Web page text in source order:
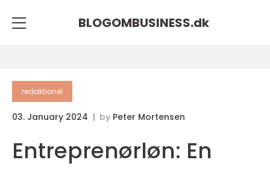
BLOGOMBUSINESS.dk
redaktionel
03. January 2024 by Peter Mortensen
Entreprenørløn: En